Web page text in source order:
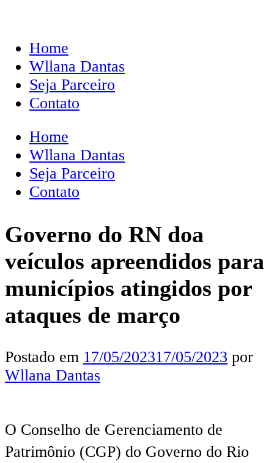
Home
Wllana Dantas
Seja Parceiro
Contato
Home
Wllana Dantas
Seja Parceiro
Contato
Governo do RN doa
veículos apreendidos para
municípios atingidos por
ataques de março
Postado em 17/05/202317/05/2023 por
Wllana Dantas
O Conselho de Gerenciamento de
Patrimônio (CGP) do Governo do Rio